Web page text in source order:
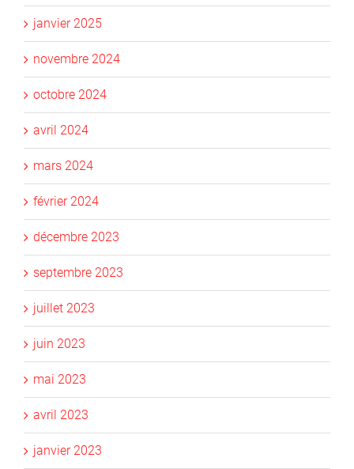
janvier 2025
novembre 2024
octobre 2024
avril 2024
mars 2024
février 2024
décembre 2023
septembre 2023
juillet 2023
juin 2023
mai 2023
avril 2023
janvier 2023